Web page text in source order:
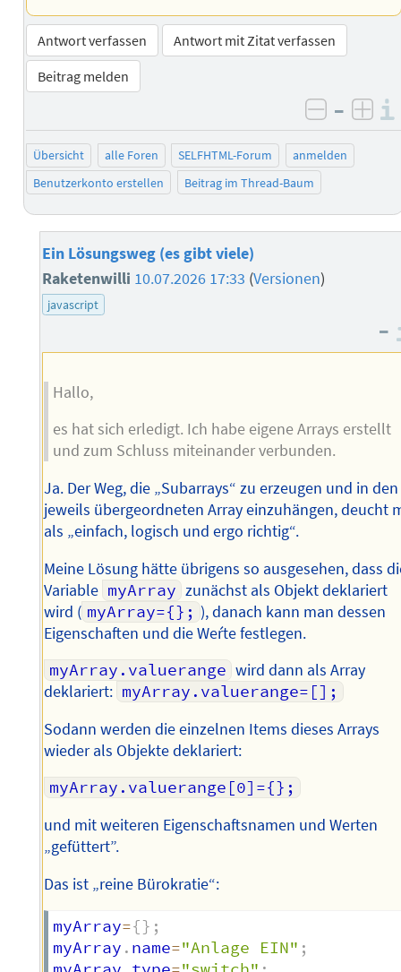
Antwort verfassen
Antwort mit Zitat verfassen
Beitrag melden
negativ
–
Übersicht alle Foren SELFHTML-Forum
anmelden
Benutzerkonto erstellen
Beitrag im Thread-Baum
Ein Lösungsweg (es gibt viele)
Raketenwilli 10.07.2026 17:33 (Versionen)
javascript
–
Hallo,
es hat sich erledigt. Ich habe eigene Arrays erstellt
und zum Schluss miteinander verbunden.
Ja. Der Weg, die „Subarrays“ zu erzeugen und in den
jeweils übergeordneten Array einzuhängen, deucht
als „einfach, logisch und ergo richtig“.
Meine Lösung hätte übrigens so ausgesehen, dass
Variable myArray zunächst als Objekt deklariert
wird ( myArray={}; ), danach kann man dessen
Eigenschaften und die Weŕte festlegen.
myArray.valuerange wird dann als Array
deklariert: myArray.valuerange=[];
Sodann werden die einzelnen Items dieses Arrays
wieder als Objekte deklariert:
myArray.valuerange[0]={};
und mit weiteren Eigenschaftsnamen und Werten
„gefüttert”.
Das ist „reine Bürokratie“:
myArray={} ;
myArray . name="Anlage EIN" ;